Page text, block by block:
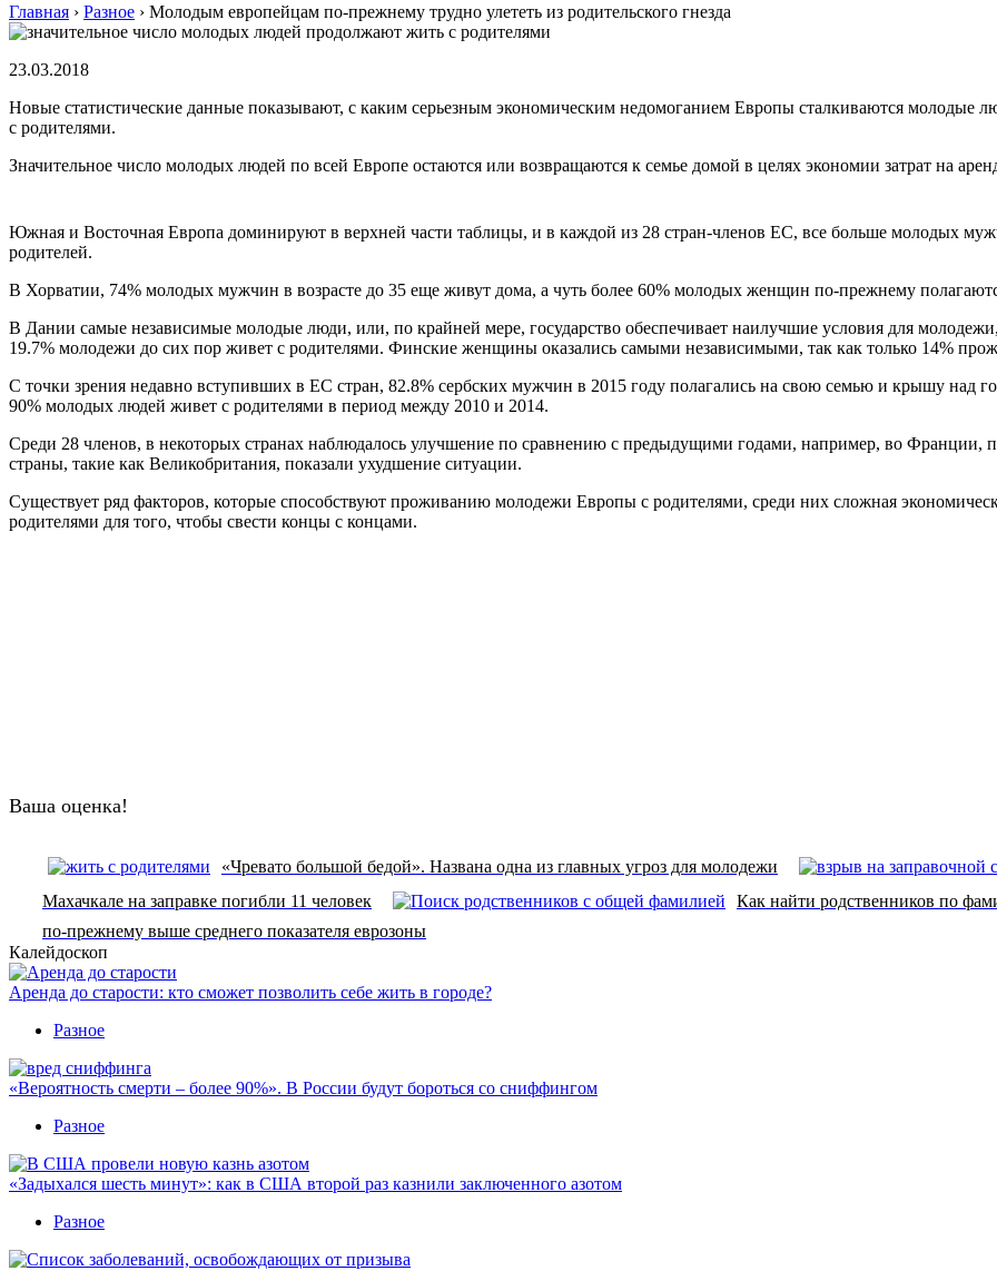
Главная › Разное › Молодым европейцам по-прежнему трудно улететь из родительского гнезда
23.03.2018
Новые статистические данные показывают, с каким серьезным экономическим недомоганием Европы сталкиваются молодые
с родителями.
Значительное число молодых людей по всей Европе остаются или возвращаются к семье домой в целях экономии затрат на
Южная и Восточная Европа доминируют в верхней части таблицы, и в каждой из 28 стран-членов ЕС, все больше молодых
родителей.
В Хорватии, 74% молодых мужчин в возрасте до 35 еще живут дома, а чуть более 60% молодых женщин по-прежнему
В Дании самые независимые молодые люди, или, по крайней мере, государство обеспечивает наилучшие условия для
19.7% молодежи до сих пор живет с родителями. Финские женщины оказались самыми независимыми, так как только 14%
С точки зрения недавно вступивших в ЕС стран, 82.8% сербских мужчин в 2015 году полагались на свою семью и крышу над
90% молодых людей живет с родителями в период между 2010 и 2014.
Среди 28 членов, в некоторых странах наблюдалось улучшение по сравнению с предыдущими годами, например, во Франции,
страны, такие как Великобритания, показали ухудшение ситуации.
Существует ряд факторов, которые способствуют проживанию молодежи Европы с родителями, среди них сложная
родителями для того, чтобы свести концы с концами.
Ваша оценка!
«Чревато большой бедой». Названа одна из главных угроз для молодежи
Махачкале на заправке погибли 11 человек
Как найти родственников по
по-прежнему выше среднего показателя еврозоны
Калейдоскоп
Аренда до старости: кто сможет позволить себе жить в городе?
Разное
«Вероятность смерти – более 90%». В России будут бороться со сниффингом
Разное
«Задыхался шесть минут»: как в США второй раз казнили заключенного азотом
Разное